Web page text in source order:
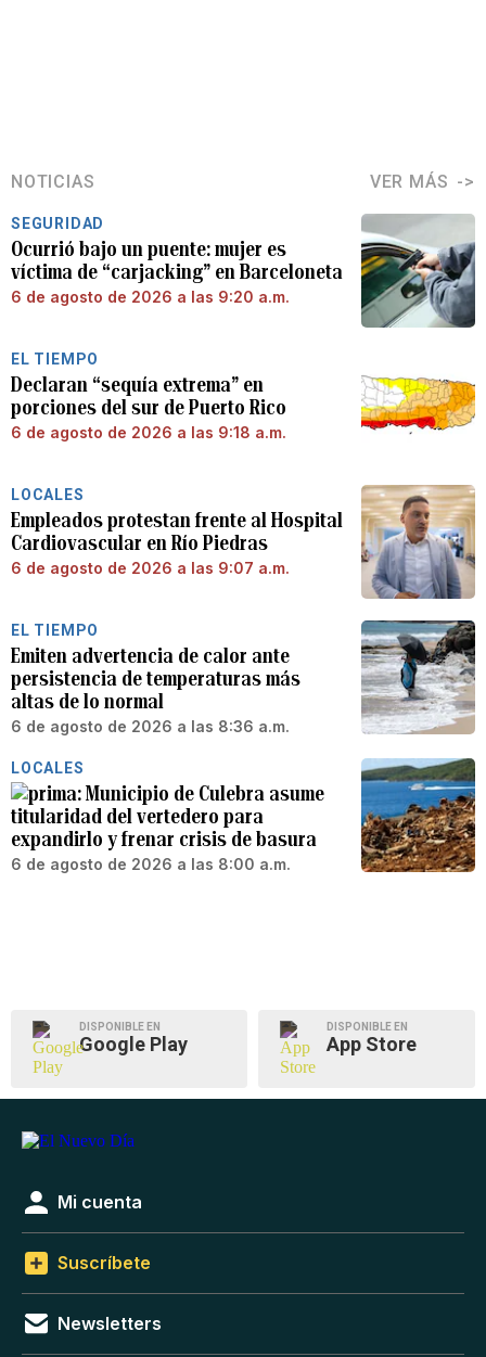
NOTICIAS VER MÁS
SEGURIDAD
Ocurrió bajo un puente: mujer es
víctima de “carjacking” en Barceloneta
6 de agosto de 2026 a las 9:20 a.m.
EL TIEMPO
Declaran “sequía extrema” en
porciones del sur de Puerto Rico
6 de agosto de 2026 a las 9:18 a.m.
LOCALES
Empleados protestan frente al Hospital
Cardiovascular en Río Piedras
6 de agosto de 2026 a las 9:07 a.m.
EL TIEMPO
Emiten advertencia de calor ante
persistencia de temperaturas más
altas de lo normal
6 de agosto de 2026 a las 8:36 a.m.
LOCALES
Municipio de Culebra asume
titularidad del vertedero para
expandirlo y frenar crisis de basura
6 de agosto de 2026 a las 8:00 a.m.
DISPONIBLE EN
Google Play
DISPONIBLE EN
App Store
Mi cuenta
Suscríbete
Newsletters